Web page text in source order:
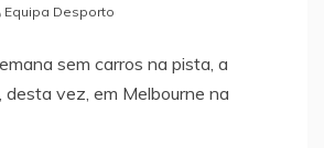
Equipa Desporto
sem carros na pista, a
desta vez, em Melbourne na